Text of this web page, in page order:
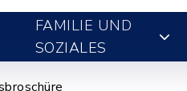
FAMILIE UND
SOZIALES